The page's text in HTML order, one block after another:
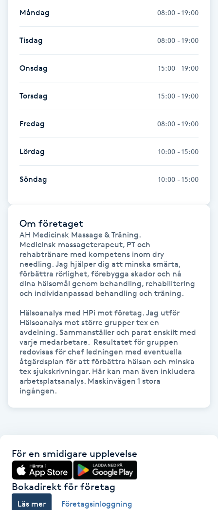
Fransar
Fransborttagning
Fransfärgning
Fransförlängning
Fransförlängning Megavolym
Fransförlängning Volym
Fransk manikyr
Fransrengöring
Frekvensterapi
Friskvård
Friskvårdsmassage
Frisör
Funktionsanalys
Färgning
Föning
G
Gelenaglar
Gellack
Måndag 08:00 - 19:00
Tisdag 08:00 - 19:00
Onsdag 15:00 - 19:00
Torsdag 15:00 - 19:00
Fredag 08:00 - 19:00
Lördag 10:00 - 15:00
Söndag 10:00 - 15:00
Om företaget
AH Medicinsk Massage & Träning.
Medicinsk massageterapeut, PT och
rehabtränare med kompetens inom dry
needling. Jag hjälper dig att minska smärta,
förbättra rörlighet, förebygga skador och nå
dina hälsomål genom behandling, rehabilitering
och individanpassad behandling och träning.
Hälsoanalys med HPi mot företag. Jag utför
Hälsoanalys mot större grupper tex en
avdelning. Sammanställer och parat enskilt med
varje medarbetare.  Resultatet för gruppen
redovisas för chef ledningen med eventuella
åtgärdsplan för att förbättra hälsan och minska
tex sjukskrivningar. Här kan man även inkludera
arbetsplatsanalys. Maskinvägen 1 stora
ingången.
För en smidigare upplevelse
Bokadirekt för företag
Läs mer Företagsinloggning